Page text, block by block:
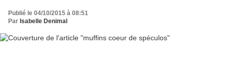
Publié le 04/10/2015 à 08:51
Par Isabelle Denimal